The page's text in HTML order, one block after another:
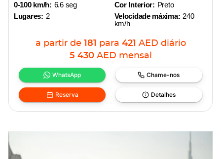
0-100 km/h: 6.6 seg
Lugares: 2
Cor Interior: Preto
Velocidade máxima: 240
km/h
a partir de 181 para 421 AED diário
5 430 AED mensal
WhatsApp Chame-nos
Reserva Detalhes